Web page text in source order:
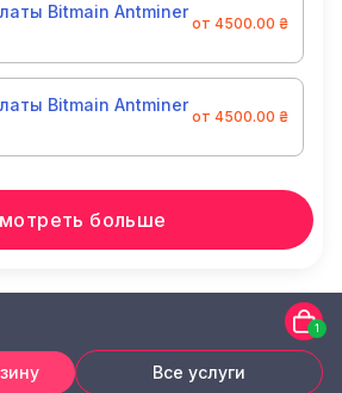
Bitmain Antminer
от 4500.00 ₴
Bitmain Antminer
от 4500.00 ₴
больше
1
Все услуги